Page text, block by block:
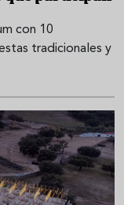
con 10
tradicionales y